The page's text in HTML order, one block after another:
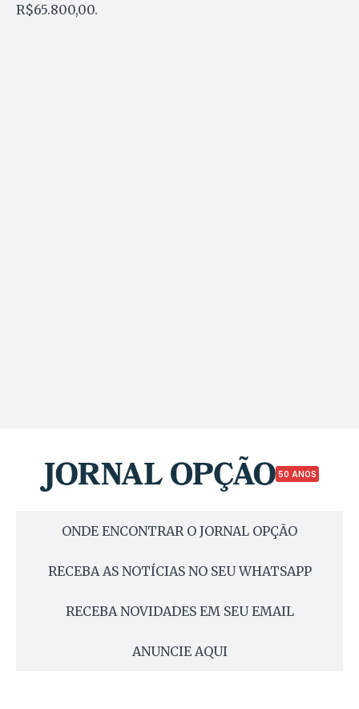
R$65.800,00.
50 ANOS
ONDE ENCONTRAR O JORNAL OPÇÃO
RECEBA AS NOTÍCIAS NO SEU WHATSAPP
RECEBA NOVIDADES EM SEU EMAIL
ANUNCIE AQUI